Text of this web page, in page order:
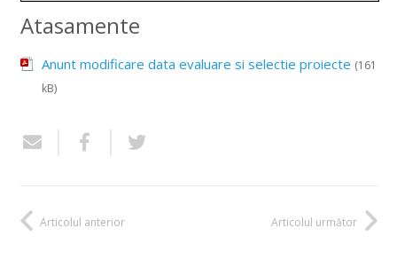
Atasamente
Anunt modificare data evaluare si selectie proiecte (161
kB)
Articolul anterior Articolul următor